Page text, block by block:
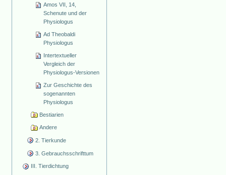
Amos VII, 14,
Schenute und der
Physiologus
Ad Theobaldi
Physiologus
Intertextueller
Vergleich der
Physiologus-Versionen
Zur Geschichte des
sogenannten
Physiologus
Bestiarien
Andere
2. Tierkunde
3. Gebrauchsschrifttum
III. Tierdichtung